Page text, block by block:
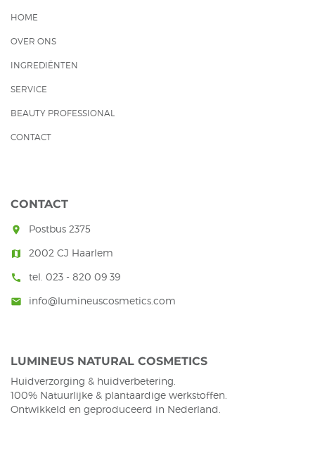
HOME
OVER ONS
INGREDIËNTEN
SERVICE
BEAUTY PROFESSIONAL
CONTACT
CONTACT
room Postbus 2375
map 2002 CJ Haarlem
call tel. 023 - 820 09 39
mail info@lumineuscosmetics.com
LUMINEUS NATURAL COSMETICS
Huidverzorging & huidverbetering.
100% Natuurlijke & plantaardige werkstoffen.
Ontwikkeld en geproduceerd in Nederland.